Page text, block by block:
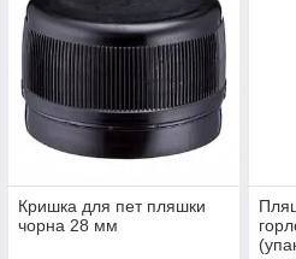
Кришка для пет пляшки
чорна 28 мм